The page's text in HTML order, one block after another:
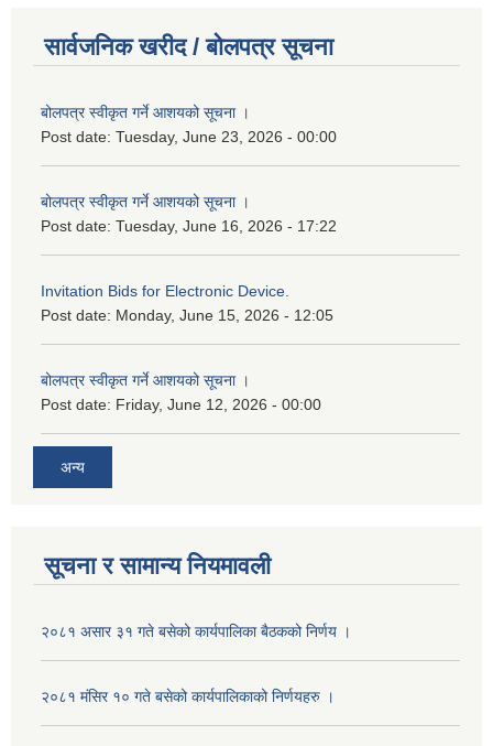
सार्वजनिक खरीद / बोलपत्र सूचना
बोलपत्र स्वीकृत गर्ने आशयको सूचना ।
Post date: Tuesday, June 23, 2026 - 00:00
बोलपत्र स्वीकृत गर्ने आशयको सूचना ।
Post date: Tuesday, June 16, 2026 - 17:22
Invitation Bids for Electronic Device.
Post date: Monday, June 15, 2026 - 12:05
बोलपत्र स्वीकृत गर्ने आशयको सूचना ।
Post date: Friday, June 12, 2026 - 00:00
अन्य
सूचना र सामान्य नियमावली
२०८१ असार ३१ गते बसेको कार्यपालिका बैठकको निर्णय ।
२०८१ मंसिर १० गते बसेको कार्यपालिकाको निर्णयहरु ।